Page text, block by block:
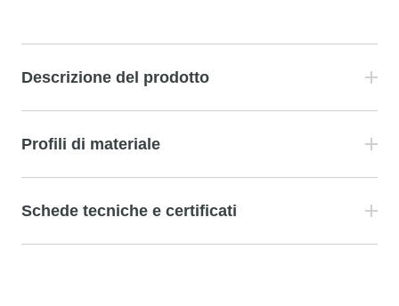
Descrizione del prodotto
Profili di materiale
Schede tecniche e certificati